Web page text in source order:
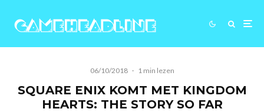
06/10/2018 · 1 min lezen
SQUARE ENIX KOMT MET KINGDOM
HEARTS: THE STORY SO FAR